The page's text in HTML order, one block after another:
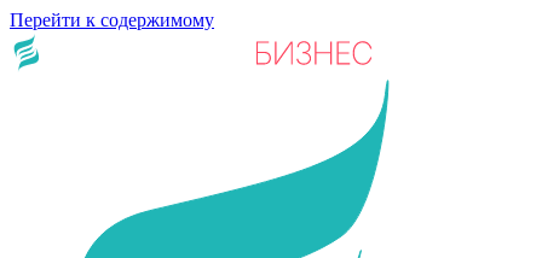
Перейти к содержимому